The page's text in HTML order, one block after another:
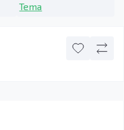
Tema